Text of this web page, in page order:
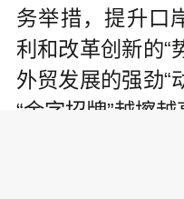
务举措，提升口
利和改革创新的“
外贸发展的强劲“
“金字招牌”越擦越